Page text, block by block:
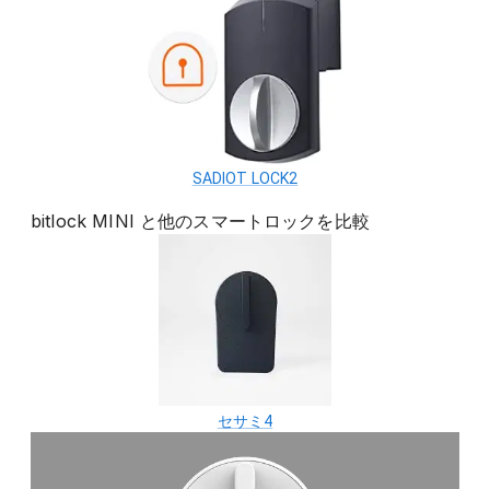
SADIOT LOCK2
bitlock MINI と他のスマートロック を比較
セサミ4